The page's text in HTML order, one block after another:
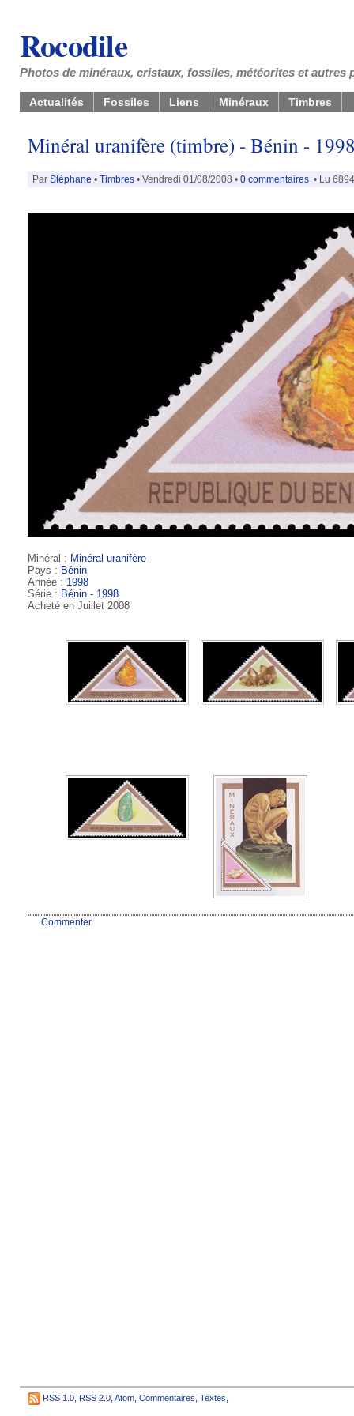
Rocodile
Photos de minéraux, cristaux, fossiles, météorites et
Actualités Fossiles Liens Minéraux Timbres
Minéral uranifère (timbre) - Bénin -
Par Stéphane • Timbres • Vendredi 01/08/2008 • 0 commentaires • Lu
Minéral : Minéral uranifère
Pays : Bénin
Année : 1998
Série : Bénin - 1998
Acheté en Juillet 2008
Commenter
RSS 1.0 RSS 2.0 Atom Commentaires Textes